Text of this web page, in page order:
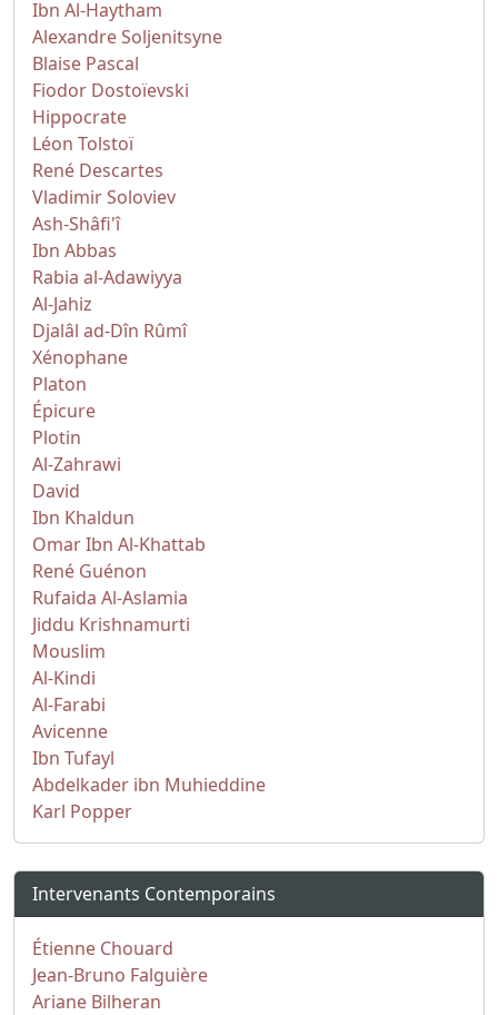
Ibn Al-Haytham
Alexandre Soljenitsyne
Blaise Pascal
Fiodor Dostoïevski
Hippocrate
Léon Tolstoï
René Descartes
Vladimir Soloviev
Ash-Shâfi'î
Ibn Abbas
Rabia al-Adawiyya
Al-Jahiz
Djalâl ad-Dîn Rûmî
Xénophane
Platon
Épicure
Plotin
Al-Zahrawi
David
Ibn Khaldun
Omar Ibn Al-Khattab
René Guénon
Rufaida Al-Aslamia
Jiddu Krishnamurti
Mouslim
Al-Kindi
Al-Farabi
Avicenne
Ibn Tufayl
Abdelkader ibn Muhieddine
Karl Popper
Intervenants Contemporains
Étienne Chouard
Jean-Bruno Falguière
Ariane Bilheran